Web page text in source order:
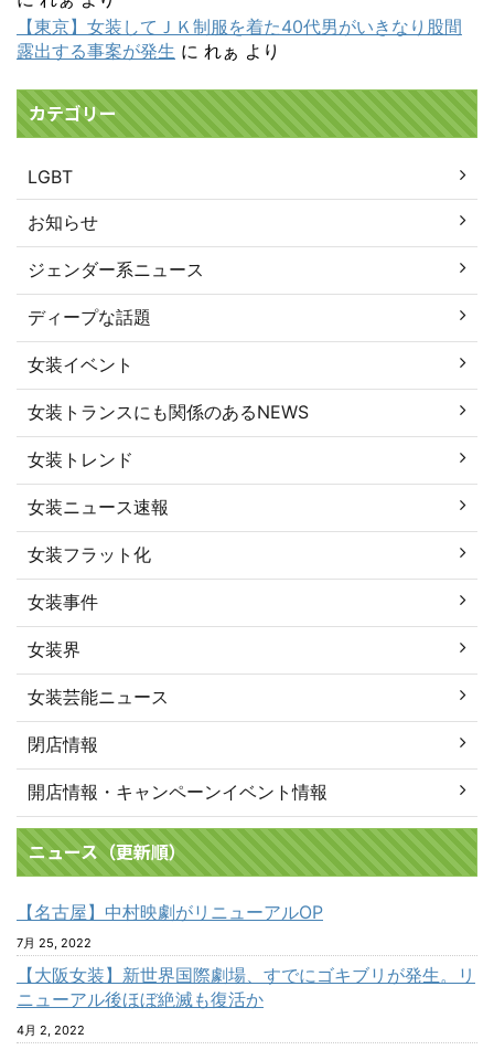
【東京】女装してＪＫ制服を着た40代男がいきなり股間
露出する事案が発生 に れぁ より
カテゴリー
LGBT
お知らせ
ジェンダー系ニュース
ディープな話題
女装イベント
女装トランスにも関係のあるNEWS
女装トレンド
女装ニュース速報
女装フラット化
女装事件
女装界
女装芸能ニュース
閉店情報
開店情報・キャンペーンイベント情報
ニュース（更新順）
【名古屋】中村映劇がリニューアルOP
7月 25, 2022
【大阪女装】新世界国際劇場、すでにゴキブリが発生。リ
ニューアル後ほぼ絶滅も復活か
4月 2, 2022